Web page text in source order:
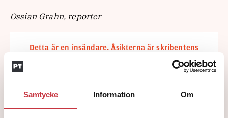
Samtycke Information Om
Ossian Grahn, reporter
Detta är en insändare. Åsikterna är skribentens
ÅSIKTER